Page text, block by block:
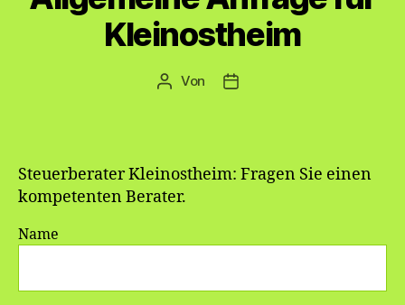
Kleinostheim
Beitragsautor
Von Veröffentlichungsdatum
Steuerberater Kleinostheim: Fragen Sie einen
kompetenten Berater.
Name